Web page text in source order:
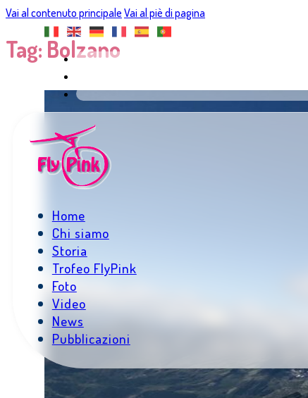
Vai al contenuto principale Vai al piè di pagina
Home
Chi siamo
Storia
Trofeo FlyPink
Foto
Video
News
Pubblicazioni
Tag: Bolzano